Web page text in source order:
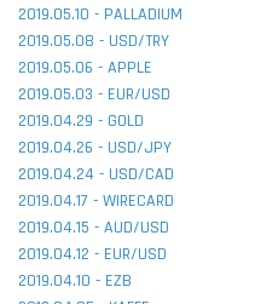
2019.05.10 - PALLADIUM
2019.05.08 - USD/TRY
2019.05.06 - APPLE
2019.05.03 - EUR/USD
2019.04.29 - GOLD
2019.04.26 - USD/JPY
2019.04.24 - USD/CAD
2019.04.17 - WIRECARD
2019.04.15 - AUD/USD
2019.04.12 - EUR/USD
2019.04.10 - EZB